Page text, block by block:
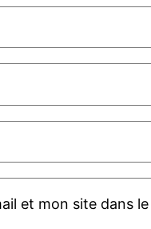
et mon site dans